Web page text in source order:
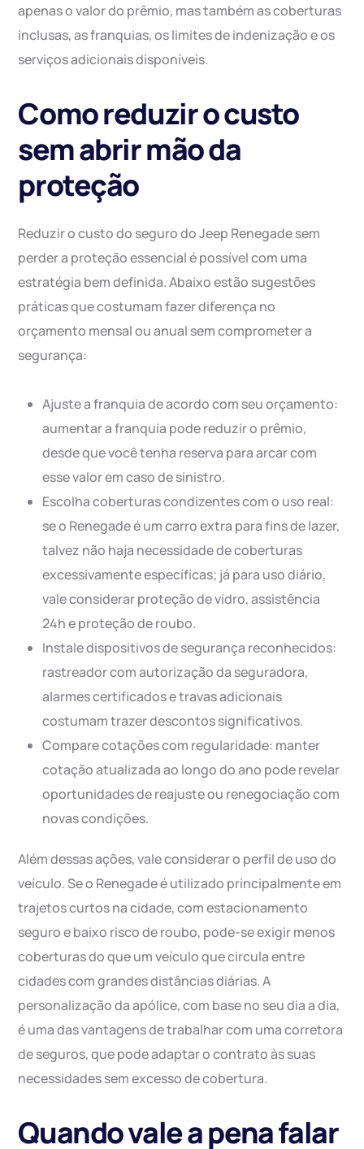
apenas o valor do prêmio, mas também as coberturas
inclusas, as franquias, os limites de indenização e os
serviços adicionais disponíveis.
Como reduzir o custo
sem abrir mão da
proteção
Reduzir o custo do seguro do Jeep Renegade sem
perder a proteção essencial é possível com uma
estratégia bem definida. Abaixo estão sugestões
práticas que costumam fazer diferença no
orçamento mensal ou anual sem comprometer a
segurança:
Ajuste a franquia de acordo com seu orçamento:
aumentar a franquia pode reduzir o prêmio,
desde que você tenha reserva para arcar com
esse valor em caso de sinistro.
Escolha coberturas condizentes com o uso real:
se o Renegade é um carro extra para fins de lazer,
talvez não haja necessidade de coberturas
excessivamente específicas; já para uso diário,
vale considerar proteção de vidro, assistência
24h e proteção de roubo.
Instale dispositivos de segurança reconhecidos:
rastreador com autorização da seguradora,
alarmes certificados e travas adicionais
costumam trazer descontos significativos.
Compare cotações com regularidade: manter
cotação atualizada ao longo do ano pode revelar
oportunidades de reajuste ou renegociação com
novas condições.
Além dessas ações, vale considerar o perfil de uso do
veículo. Se o Renegade é utilizado principalmente em
trajetos curtos na cidade, com estacionamento
seguro e baixo risco de roubo, pode-se exigir menos
coberturas do que um veículo que circula entre
cidades com grandes distâncias diárias. A
personalização da apólice, com base no seu dia a dia,
é uma das vantagens de trabalhar com uma corretora
de seguros, que pode adaptar o contrato às suas
necessidades sem excesso de cobertura.
Quando vale a pena falar